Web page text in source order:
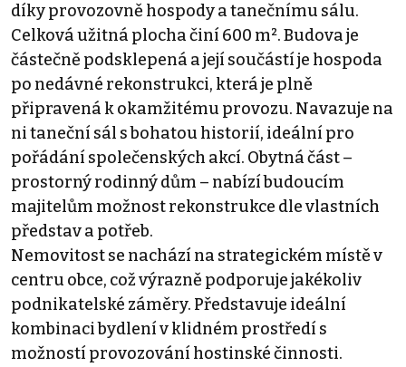
díky provozovně hospody a tanečnímu sálu.
Celková užitná plocha činí 600 m². Budova je
částečně podsklepená a její součástí je hospoda
po nedávné rekonstrukci, která je plně
připravená k okamžitému provozu. Navazuje na
ni taneční sál s bohatou historií, ideální pro
pořádání společenských akcí. Obytná část –
prostorný rodinný dům – nabízí budoucím
majitelům možnost rekonstrukce dle vlastních
představ a potřeb.
Nemovitost se nachází na strategickém místě v
centru obce, což výrazně podporuje jakékoliv
podnikatelské záměry. Představuje ideální
kombinaci bydlení v klidném prostředí s
možností provozování hostinské činnosti.